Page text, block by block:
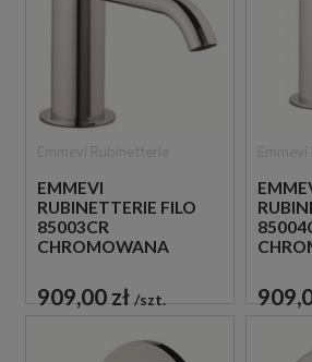
EMMEVI
RUBINETTERIE FILO
85003CR
CHROMOWANA
UMYWALKOWA
JEDNOUCHWYTOWA
909,00 zł szt.